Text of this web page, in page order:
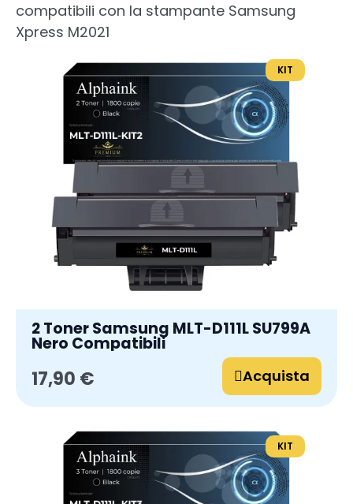
compatibili con la stampante Samsung
Xpress M2021
KIT
2 Toner Samsung MLT-D111L SU799A
Nero Compatibili
17,90 € Acquista
KIT